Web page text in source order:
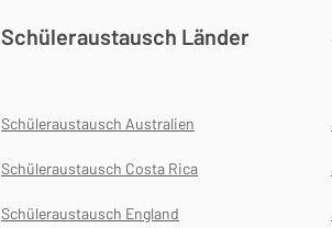
Schüleraustausch Länder
Schüleraustausch Australien
Schüleraustausch Costa Rica
Schüleraustausch England